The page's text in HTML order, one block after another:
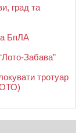
град та
БпЛА
Забава”
тротуар